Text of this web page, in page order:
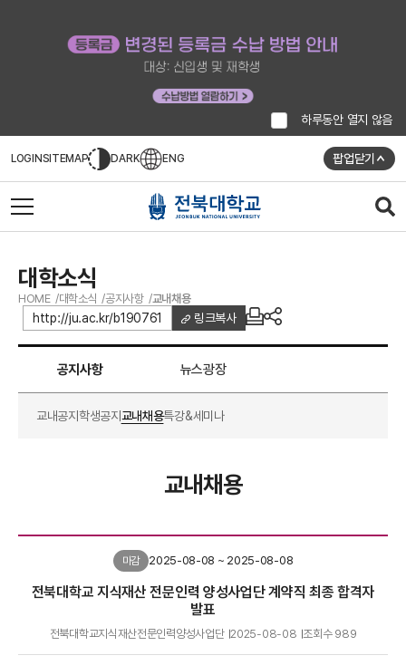
하루동안 열지 않음
LOGINSITEMAP DARK ENG 팝업닫기
대학소식
HOME 대학소식 공지사항 교내채용
http://ju.ac.kr/b190761 링크복사
공지사항 뉴스광장
교내공지 학생공지 교내채용특강&세미나
교내채용
마감 2025-08-08 ~ 2025-08-08
전북대학교 지식재산 전문인력 양성사업단 계약직 최종 합격자
발표
전북대학교지식재산전문인력양성사업단 2025-08-08 조회수 989